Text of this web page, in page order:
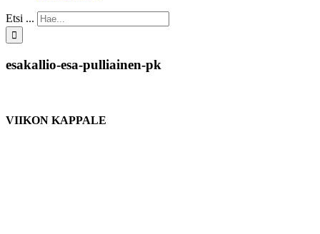
Etsi ...
esakallio-esa-pulliainen-pk
VIIKON KAPPALE